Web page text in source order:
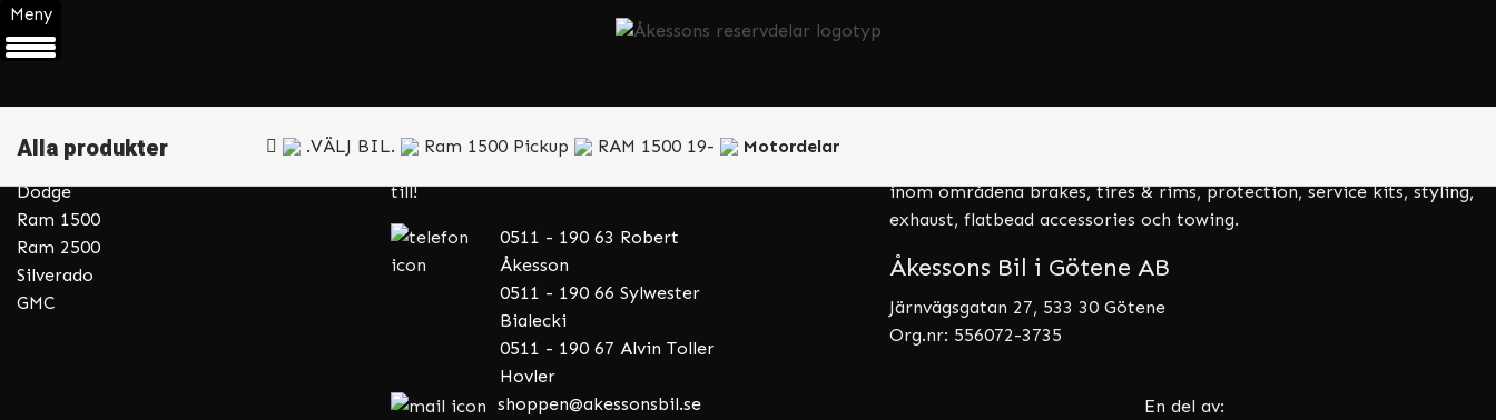
Alla produkter .VÄLJ BIL. Ram 1500 Pickup RAM 1500 19- Motordelar
Kategorier
Service Tillbehör
Reservdelar & Butik
Däck & Fälg
Dodge
Ram 1500
Ram 2500
Silverado
GMC
Behöver du hjälp att hitta rätt del eller
har du frågor om din beställning? Ring
eller maila vår kundtjänst så hjälper vi
till!
0511 - 190 63 Robert
Åkesson
0511 - 190 66 Sylwester
Bialecki
0511 - 190 67 Alvin Toller
Hovler
shoppen@akessonsbil.se
Åkessons USA spare parts and accessories är en del av Åkessons Bil i
inom områdena brakes, tires & rims, protection, service kits, styling,
exhaust, flatbead accessories och towing.
Åkessons Bil i Götene AB
Järnvägsgatan 27, 533 30 Götene
Org.nr: 556072-3735
En del av:
Meny